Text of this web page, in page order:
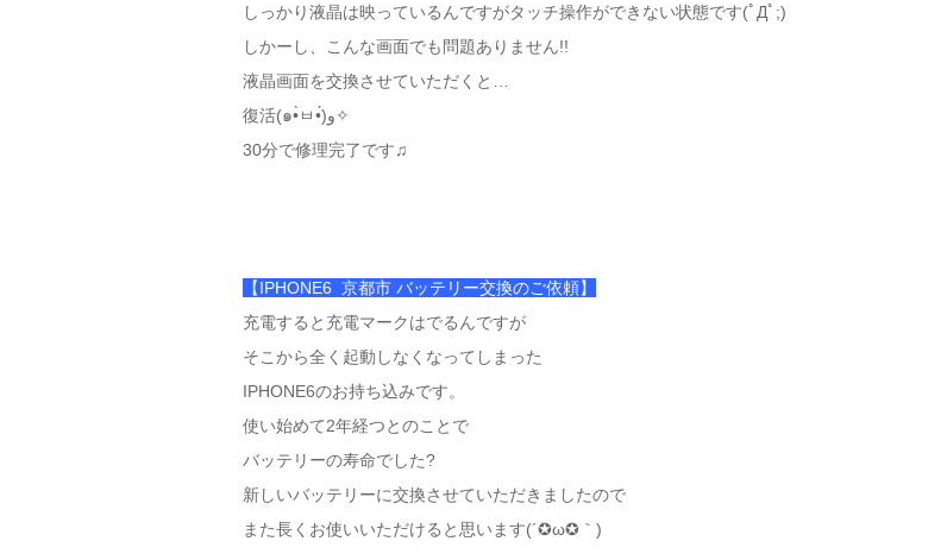
しっかり液晶は映っているんですがタッチ操作ができない状態です(ﾟДﾟ;)
しかーし、こんな画面でも問題ありません!!
液晶画面を交換させていただくと…
復活(๑•̀ㅂ•́)و✧
30分で修理完了です♫
【IPHONE6 京都市 バッテリー交換のご依頼】
充電すると充電マークはでるんですが
そこから全く起動しなくなってしまった
IPHONE6のお持ち込みです。
使い始めて2年経つとのことで
バッテリーの寿命でした?
新しいバッテリーに交換させていただきましたので
また長くお使いいただけると思います(´✪ω✪｀)